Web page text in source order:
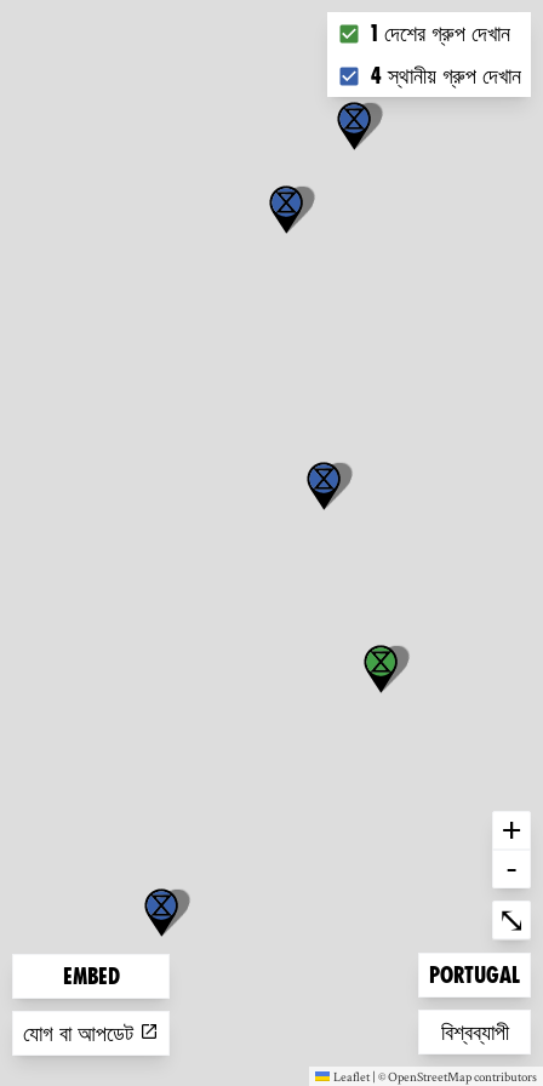
Choose what you
1 দেশের গ্রুপ দেখান
4 স্থানীয় গ্রুপ দেখান
Embed
যোগ বা আপডেট
+
-
⤡
Zoom to
Portugal
Zoom to
বিশ্বব্যাপী
Leaflet | ©OpenStreetMapcontributors